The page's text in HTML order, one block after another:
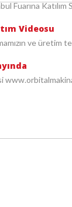
Fuarına Katılım
Videosu
ve üretim